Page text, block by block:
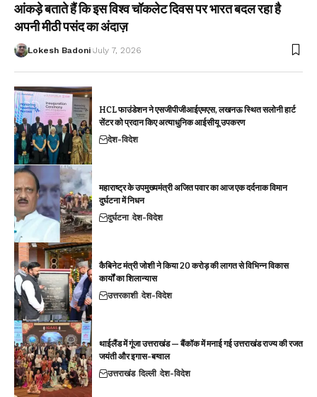
आंकड़े बताते हैं कि इस विश्व चॉकलेट दिवस पर भारत बदल रहा है
अपनी मीठी पसंद का अंदाज़
Lokesh Badoni July 7, 2026
HCL फाउंडेशन ने एसजीपीजीआईएमएस, लखनऊ स्थित सलोनी हार्ट
सेंटर को प्रदान किए अत्याधुनिक आईसीयू उपकरण
देश-विदेश
महाराष्ट्र के उपमुख्यमंत्री अजित पवार का आज एक दर्दनाक विमान
दुर्घटना में निधन
दुर्घटना देश-विदेश
कैबिनेट मंत्री जोशी ने किया 20 करोड़ की लागत से विभिन्न विकास
कार्यों का शिलान्यास
उत्तरकाशी देश-विदेश
थाईलैंड में गूंजा उत्तराखंड — बैंकॉक में मनाई गई उत्तराखंड राज्य की रजत
जयंती और इगास-बग्वाल
उत्तराखंड दिल्ली देश-विदेश